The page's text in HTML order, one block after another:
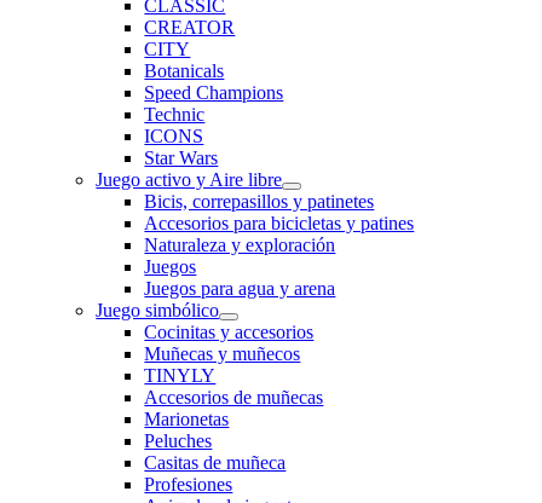
CLASSIC
CREATOR
CITY
Botanicals
Speed Champions
Technic
ICONS
Star Wars
Juego activo y Aire libre
Bicis, correpasillos y patinetes
Accesorios para bicicletas y patines
Naturaleza y exploración
Juegos
Juegos para agua y arena
Juego simbólico
Cocinitas y accesorios
Muñecas y muñecos
TINYLY
Accesorios de muñecas
Marionetas
Peluches
Casitas de muñeca
Profesiones